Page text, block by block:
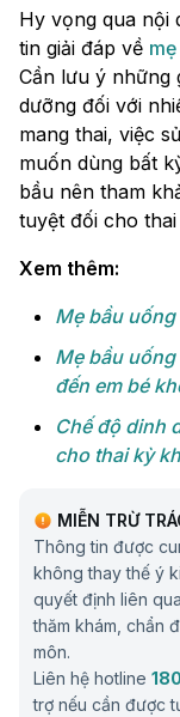
Hy vọng qua nội
tin giải đáp về
Cần lưu ý những
dưỡng đối với
mang thai, việc
muốn dùng bất
bầu nên tham
tuyệt đối cho thai
Xem thêm:
Mẹ bầu
Mẹ bầu
đến em bé
Chế độ dinh
cho thai kỳ
MIỄN TRỪ
Thông tin được
không thay thế ý
quyết định liên
thăm khám, chẩn
môn.
Liên hệ hotline
trợ nếu cần được